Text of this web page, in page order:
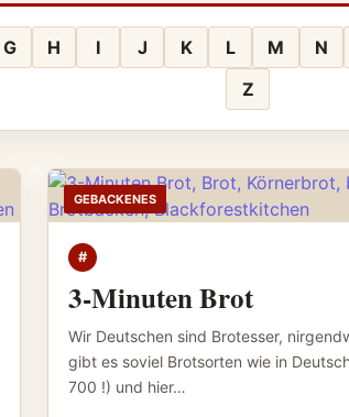
G H I J K L M N
Z
GEBACKENES
#
3-Minuten Brot
Wir Deutschen sind Brotesser,
gibt es soviel Brotsorten wie in
700 !) und hier…